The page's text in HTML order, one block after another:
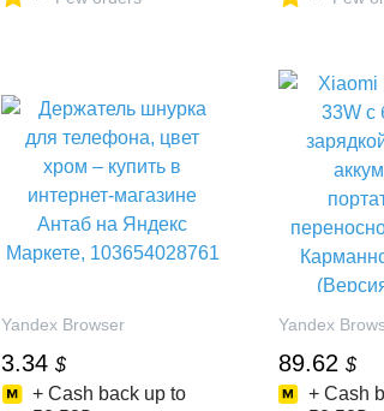
Yandex Browser
3.34 $
+ Cash back up to
Yandex
89.62 $
+ Cash